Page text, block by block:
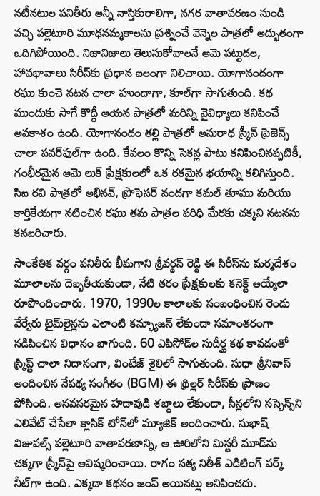
నటీనటుల పనితీరు అన్నీ నాస్తికురాలిగా, నగర వాతావరణం నుండి
వచ్చి పల్లెటూరి మూఢనమ్మకాలను ప్రశ్నించే వెన్నెల పాత్రలో అద్భుతంగా
ఒదిగిపోయింది. నిజానిజాలు తెలుసుకోవాలనే ఆమె పట్టుదల,
హావభావాలు సిరీస్‌కు ప్రధాన బలంగా నిలిచాయి. యోగానందంగా
రఘు కుంచె నటన చాలా హుందాగా, కూల్‌గా సాగుతుంది. కథ
ముందుకు సాగే కొద్దీ ఆయన పాత్రలో మరిన్ని వైవిధ్యాలు కనిపించే
అవకాశం ఉంది. యోగానందం తల్లి పాత్రలో అనురాధ స్క్రీన్ ప్రెజెన్స్
చాలా పవర్‌ఫుల్‌గా ఉంది. కేవలం కొన్ని సెకన్ల పాటు కనిపించినప్పటికీ,
గంభీరమైన ఆమె లుక్ ప్రేక్షకులలో ఒక రకమైన భయాన్ని కలిగిస్తుంది.
సిఐ రవి పాత్రలో అభినవ్, ప్రొఫెసర్ నందగా కమల్ తూము మరియు
కార్తికేయగా నటించిన రఘు తమ పాత్రల పరిధి మేరకు చక్కని నటనను
కనబరిచారు.
సాంకేతిక వర్గం పనితీరు భీమగాని శ్రీవర్ధన్ రెడ్డి ఈ సిరీస్‌ను మర్మదేశం
మూలాలను దెబ్బతీయకుండా, నేటి తరం ప్రేక్షకులకు కనెక్ట్ అయ్యేలా
రూపొందించారు. 1970, 1990ల కాలాలకు సంబంధించిన రెండు
వేర్వేరు టైమ్‌లైన్లను ఎలాంటి కన్ఫ్యూజన్ లేకుండా సమాంతరంగా
నడిపించిన విధానం బాగుంది. 60 ఎపిసోడ్‌ల సుదీర్ఘ కథ కావడంతో
స్క్రిప్ట్ చాలా నిదానంగా, వింటేజ్ శైలిలో సాగుతుంది. సుధా శ్రీనివాస్
అందించిన నేపథ్య సంగీతం (BGM) ఈ థ్రిల్లర్ సిరీస్‌కు ప్రాణం
పోసింది. అనవసరమైన హడావుడి శబ్దాలు లేకుండా, సీన్లలోని సస్పెన్స్‌ని
ఎలివేట్ చేసేలా క్లాసిక్ టోన్‌లో మ్యూజిక్ అందించారు. సుభాష్
విజువల్స్ పల్లెటూరి వాతావరణాన్ని, ఆ ఊరిలోని మిస్టరీ మూడ్‌ను
చక్కగా స్క్రీన్‌పై ఆవిష్కరించాయి. రాగం సత్య నితీశ్ ఎడిటింగ్ వర్క్
నీట్‌గా ఉంది. ఎక్కడా కథనం జంప్ అయినట్లు అనిపించదు.